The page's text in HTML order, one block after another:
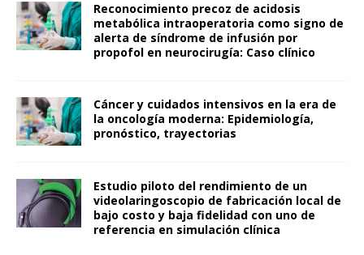
Reconocimiento precoz de acidosis
metabólica intraoperatoria como signo de
alerta de síndrome de infusión por
propofol en neurocirugía: Caso clínico
Cáncer y cuidados intensivos en la era de
la oncología moderna: Epidemiología,
pronóstico, trayectorias
Estudio piloto del rendimiento de un
videolaringoscopio de fabricación local de
bajo costo y baja fidelidad con uno de
referencia en simulación clínica